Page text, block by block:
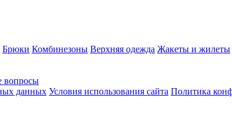
Брюки Комбинезоны Верхняя одежда Жакеты и жилеты
вопросы
данных Условия использования сайта Политика